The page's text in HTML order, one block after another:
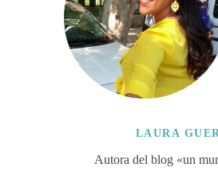
LAURA
Autora del blog «un